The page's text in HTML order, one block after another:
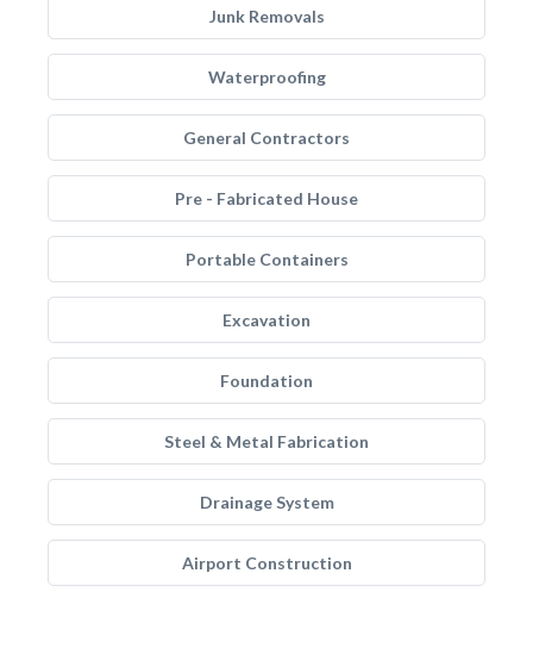
Junk Removals
Waterproofing
General Contractors
Pre - Fabricated House
Portable Containers
Excavation
Foundation
Steel & Metal Fabrication
Drainage System
Airport Construction